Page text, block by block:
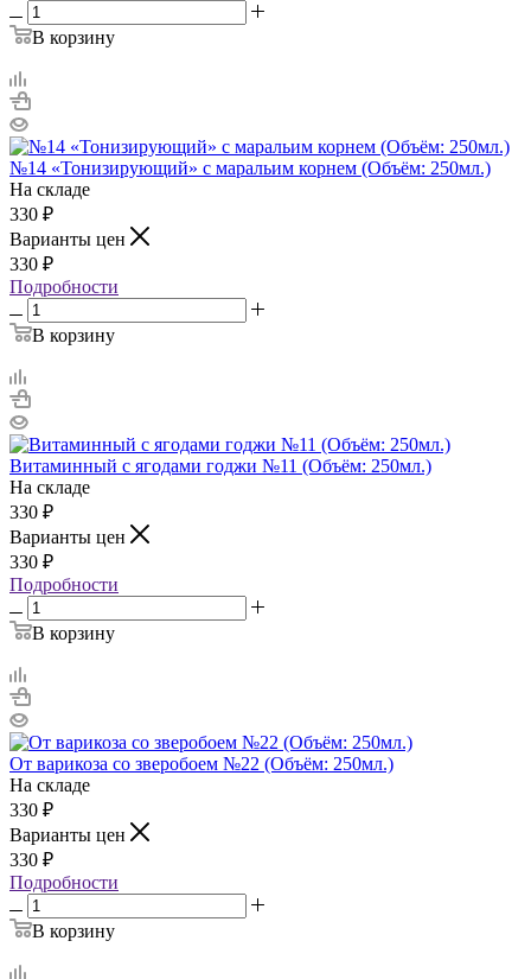
В корзину
№14 «Тонизирующий» с маральим корнем (Объём: 250мл.)
На складе
330 ₽
Варианты цен
330 ₽
Подробности
В корзину
Витаминный с ягодами годжи №11 (Объём: 250мл.)
На складе
330 ₽
Варианты цен
330 ₽
Подробности
В корзину
От варикоза со зверобоем №22 (Объём: 250мл.)
На складе
330 ₽
Варианты цен
330 ₽
Подробности
В корзину